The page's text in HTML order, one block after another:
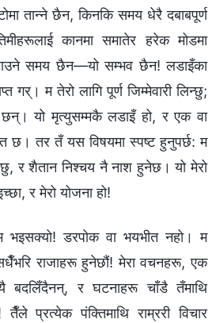
तान्ने छैन, किनकि समय धेरै दबाबपूर्ण
कानमा समातेर हरेक मोडमा
समय छैन—यो सम्भव छैन! लडाइँका
गर्। म तेरो लागि पूर्ण जिम्मेवारी लिन्छु;
यो मृत्युसम्मकै लडाइँ हो, र एक वा
छ। तर तँ यस विषयमा स्पष्ट हुनुपर्छ: म
र शैतान निश्चय नै नाश हुनेछ। यो मेरो
र मेरो योजना हो!
भइसक्यो! डरपोक वा भयभीत नहो। म
राजाहरू हुनेछौं! मेरा वचनहरू, एक
बदलिँदैनन्, र घटनाहरू चाँडै तँमाथि
प्रत्येक पंक्तिमाथि राम्ररी विचार